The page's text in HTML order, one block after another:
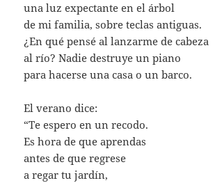
una luz expectante en el árbol
de mi familia, sobre teclas antiguas.
¿En qué pensé al lanzarme de cabeza
al río? Nadie destruye un piano
para hacerse una casa o un barco.
El verano dice:
“Te espero en un recodo.
Es hora de que aprendas
antes de que regrese
a regar tu jardín,